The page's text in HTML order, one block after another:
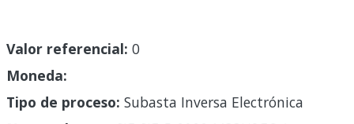
Valor referencial: 0
Moneda:
Tipo de proceso: Subasta Inversa Electrónica